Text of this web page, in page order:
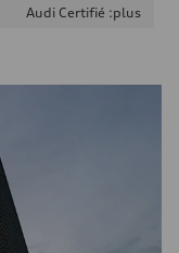
Audi Certifié :plus